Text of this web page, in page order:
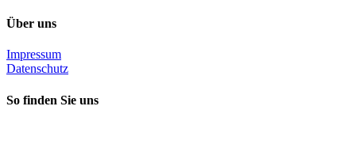
Über uns
Impressum
Datenschutz
So finden Sie uns